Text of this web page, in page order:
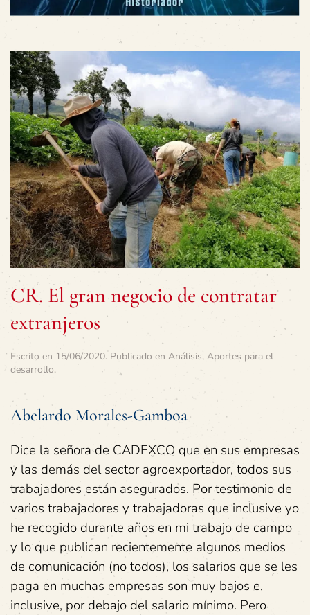
CR. El gran negocio de contratar
extranjeros
Escrito en 15/06/2020. Publicado en Análisis, Aportes para el
desarrollo.
Abelardo Morales-Gamboa
Dice la señora de CADEXCO que en sus empresas
y las demás del sector agroexportador, todos sus
trabajadores están asegurados. Por testimonio de
varios trabajadores y trabajadoras que inclusive yo
he recogido durante años en mi trabajo de campo
y lo que publican recientemente algunos medios
de comunicación (no todos), los salarios que se les
paga en muchas empresas son muy bajos e,
inclusive, por debajo del salario mínimo. Pero